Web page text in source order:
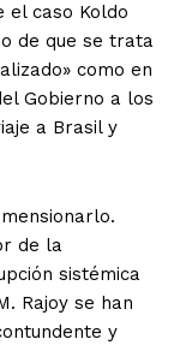
el caso Koldo
de que se trata
como en
Gobierno a los
a Brasil y
de la
sistémica
Rajoy se han
y